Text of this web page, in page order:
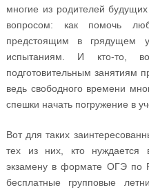
многие из родителей
вопросом: как помочь
предстоящим в грядущем
испытаниям. И кто-то,
подготовительным занятиям
ведь свободного времени
спешки начать погружение в
Вот для таких
тех из них, кто нуждается
экзамену в формате ОГЭ по
бесплатные групповые